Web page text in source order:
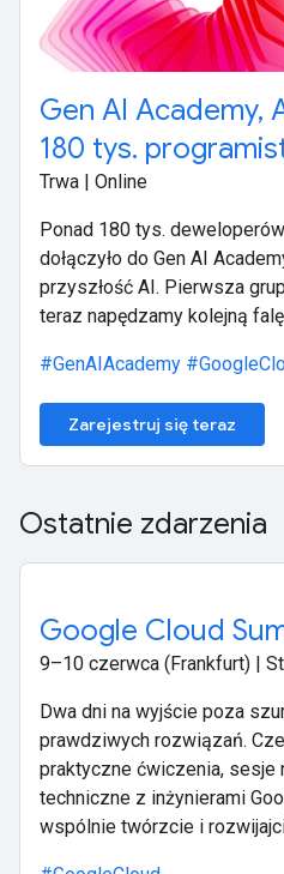
Gen AI Academy,
180 tys.
Trwa | Online
Ponad 180 tys.
dołączyło do Gen AI
przyszłość AI. Pierwsza
teraz napędzamy kolejną
#GenAIAcademy
Zarejestruj się teraz
Ostatnie zdarzenia
Google Cloud
9–10 czerwca (Frankfurt) |
Dwa dni na wyjście poza
prawdziwych rozwiązań.
praktyczne ćwiczenia, sesje
techniczne z inżynierami
wspólnie twórzcie i